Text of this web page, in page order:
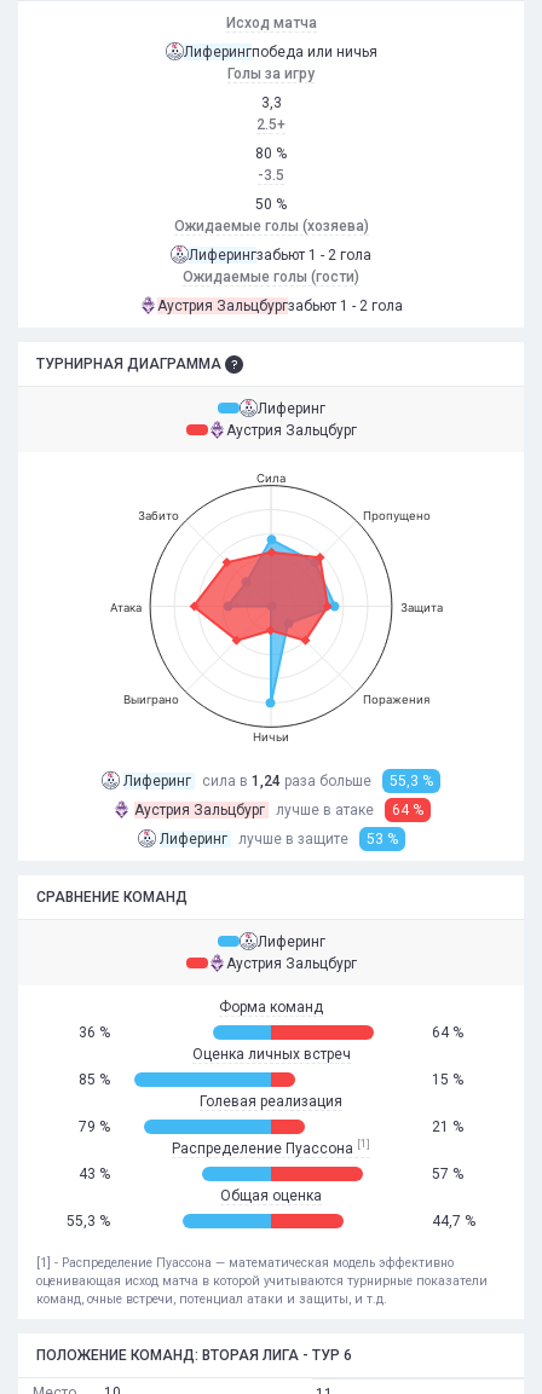
Исход матча
Лиферингпобеда или ничья
Голы за игру
3,3
2.5+
80 %
-3.5
50 %
Ожидаемые голы (хозяева)
Лиферингзабьют 1 - 2 гола
Ожидаемые голы (гости)
Аустрия Зальцбургзабьют 1 - 2 гола
ТУРНИРНАЯ ДИАГРАММА
Лиферинг
Аустрия Зальцбург
Сила
Пропущено
Защита
Поражения
Ничьи
Выиграно
Атака
Забито
Лиферинг сила в 1,24 раза больше
55,3 %
Аустрия Зальцбург
лучше в атаке
64 %
Лиферинг
лучше в защите 53 %
СРАВНЕНИЕ КОМАНД
Лиферинг
Аустрия Зальцбург
Форма команд
36 %
64 %
Оценка личных встреч
85 %
15 %
Голевая реализация
79 %
21 %
Распределение Пуассона [1]
43 %
57 %
Общая оценка
55,3 %
44,7 %
[1] - Распределение Пуассона — математическая модель эффективно
оценивающая исход матча в которой учитываются турнирные показатели
команд, очные встречи, потенциал атаки и защиты, и т.д.
ПОЛОЖЕНИЕ КОМАНД: ВТОРАЯ ЛИГА - ТУР 6